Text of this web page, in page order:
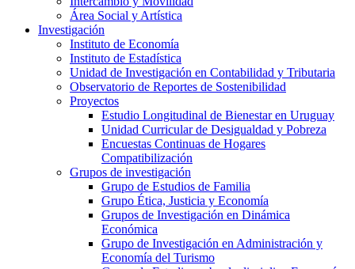
Área Social y Artística
Investigación
Instituto de Economía
Instituto de Estadística
Unidad de Investigación en Contabilidad y Tributaria
Observatorio de Reportes de Sostenibilidad
Proyectos
Estudio Longitudinal de Bienestar en Uruguay
Unidad Curricular de Desigualdad y Pobreza
Encuestas Continuas de Hogares
Compatibilización
Grupos de investigación
Grupo de Estudios de Familia
Grupo Ética, Justicia y Economía
Grupos de Investigación en Dinámica
Económica
Grupo de Investigación en Administración y
Economía del Turismo